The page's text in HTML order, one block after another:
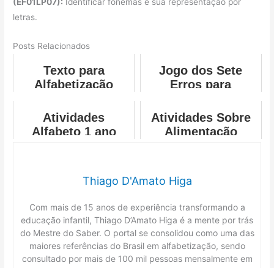
letras.
Posts Relacionados
Texto para
Alfabetização
Jogo dos Sete
Erros para
Atividades
Alfabeto 1 ano
Atividades Sobre
Alimentação
Thiago D'Amato Higa
Com mais de 15 anos de experiência transformando a
educação infantil, Thiago D’Amato Higa é a mente por trás
do Mestre do Saber. O portal se consolidou como uma das
maiores referências do Brasil em alfabetização, sendo
consultado por mais de 100 mil pessoas mensalmente em